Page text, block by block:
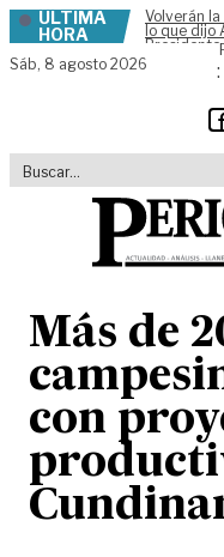
Skip to content
ÚLTIMA
HORA
Volverán
lo que dijo
Presidente
Sáb, 8 agosto 2026
Más de
con